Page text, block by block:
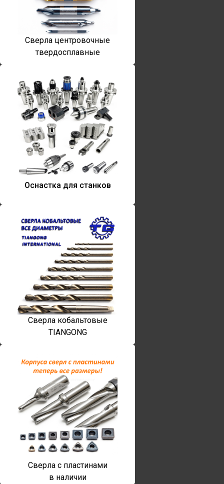
Сверла центровочные
твердосплавные
Оснастка для станков
Сверла кобальтовые
TIANGONG
Сверла с пластинами
в наличии